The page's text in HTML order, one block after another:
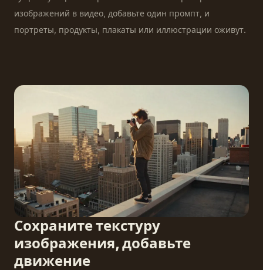
изображений в видео, добавьте один промпт, и
портреты, продукты, плакаты или иллюстрации оживут.
Сохраните текстуру
изображения, добавьте
движение